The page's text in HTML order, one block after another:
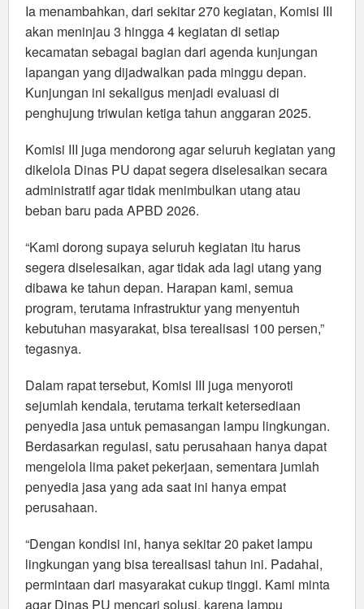
Ia menambahkan, dari sekitar 270 kegiatan, Komisi III
akan meninjau 3 hingga 4 kegiatan di setiap
kecamatan sebagai bagian dari agenda kunjungan
lapangan yang dijadwalkan pada minggu depan.
Kunjungan ini sekaligus menjadi evaluasi di
penghujung triwulan ketiga tahun anggaran 2025.
Komisi III juga mendorong agar seluruh kegiatan yang
dikelola Dinas PU dapat segera diselesaikan secara
administratif agar tidak menimbulkan utang atau
beban baru pada APBD 2026.
“Kami dorong supaya seluruh kegiatan itu harus
segera diselesaikan, agar tidak ada lagi utang yang
dibawa ke tahun depan. Harapan kami, semua
program, terutama infrastruktur yang menyentuh
kebutuhan masyarakat, bisa terealisasi 100 persen,”
tegasnya.
Dalam rapat tersebut, Komisi III juga menyoroti
sejumlah kendala, terutama terkait ketersediaan
penyedia jasa untuk pemasangan lampu lingkungan.
Berdasarkan regulasi, satu perusahaan hanya dapat
mengelola lima paket pekerjaan, sementara jumlah
penyedia jasa yang ada saat ini hanya empat
perusahaan.
“Dengan kondisi ini, hanya sekitar 20 paket lampu
lingkungan yang bisa terealisasi tahun ini. Padahal,
permintaan dari masyarakat cukup tinggi. Kami minta
agar Dinas PU mencari solusi, karena lampu